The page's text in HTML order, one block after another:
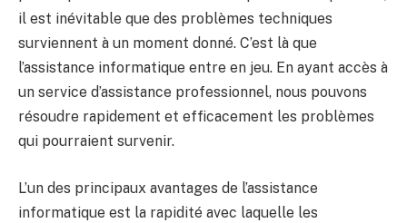
il est inévitable que des problèmes techniques
surviennent à un moment donné. C’est là que
l’assistance informatique entre en jeu. En ayant accès à
un service d’assistance professionnel, nous pouvons
résoudre rapidement et efficacement les problèmes
qui pourraient survenir.
L’un des principaux avantages de l’assistance
informatique est la rapidité avec laquelle les